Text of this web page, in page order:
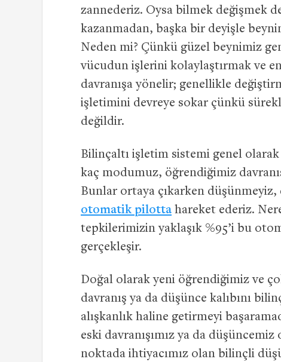
zannederiz. Oysa bilmek değişmek
kazanmadan, başka bir deyişle
Neden mi? Çünkü güzel beynimiz
vücudun işlerini kolaylaştırmak ve
davranışa yönelir; genellikle
işletimini devreye sokar çünkü
değildir.
Bilinçaltı işletim sistemi genel
kaç modumuz, öğrendiğimiz
Bunlar ortaya çıkarken düşünmeyiz,
otomatik pilotta hareket ederiz.
tepkilerimizin yaklaşık %95’i bu
gerçekleşir.
Doğal olarak yeni öğrendiğimiz ve
davranış ya da düşünce kalıbını
alışkanlık haline getirmeyi
eski davranışımız ya da
noktada ihtiyacımız olan bilinçli